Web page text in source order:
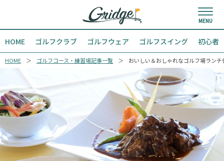
HOME ゴルフクラブ ゴルフウェア ゴルフスイング 初心者
HOME ゴルフコース・練習場記事一覧 おいしい＆おしゃれなゴルフ場ラン